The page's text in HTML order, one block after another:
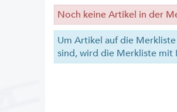
Noch keine Artikel in der
Um Artikel auf die
sind, wird die Merkliste mit